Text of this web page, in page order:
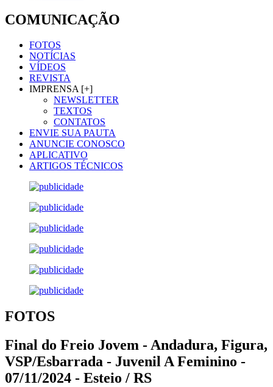
COMUNICAÇÃO
FOTOS
NOTÍCIAS
VÍDEOS
REVISTA
IMPRENSA [+]
NEWSLETTER
TEXTOS
CONTATOS
ENVIE SUA PAUTA
ANUNCIE CONOSCO
APLICATIVO
ARTIGOS TÉCNICOS
FOTOS
Final do Freio Jovem - Andadura, Figura,
VSP/Esbarrada - Juvenil A Feminino -
07/11/2024 - Esteio / RS